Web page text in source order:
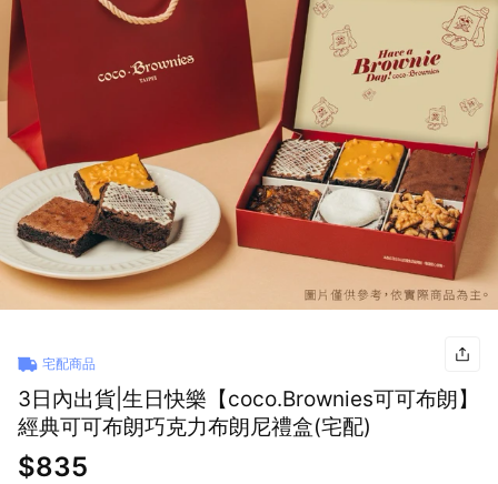
宅配商品
3日內出貨|生日快樂【coco.Brownies可可布朗】
經典可可布朗巧克力布朗尼禮盒(宅配)
$835